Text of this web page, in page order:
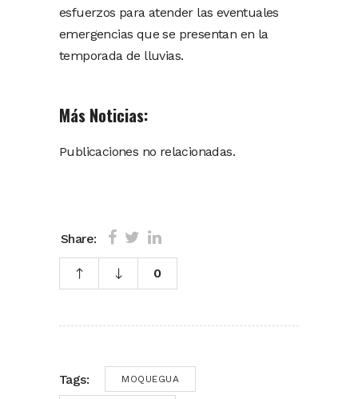
esfuerzos para atender las eventuales
emergencias que se presentan en la
temporada de lluvias.
Más Noticias:
Publicaciones no relacionadas.
Share:
0
Tags: MOQUEGUA